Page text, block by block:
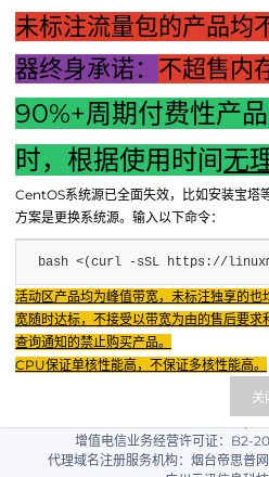
上一篇：电脑主机屏幕雪花屏的成
下一篇："轻松掌握技巧：如何精确
Fenxun Tech 飞讯科技旗下
重庆飞讯科技有限公司|中国电信股份有
重庆飞讯科技有限公司|酷
渝ICP备
渝公网安备
渝
|
增值电信业务经营许可证：B2-
代理域名注册服务机构：烟台帝思普
未标注流量包的产品均
器终身承诺： 不超售内
90%+周期付费性产
时，根据使用时间无
CentOS系统源已全面失效，比如安装宝塔
方案是更换系统源。输入以下命令：
bash <(curl -sSL https://
活动区产品均为峰值带宽，未标注独享的
宽随时达标，不接受以带宽为由的售后要
查询通知的禁止购买产品。
CPU保证单核性能高，不保证多核性能高。
关